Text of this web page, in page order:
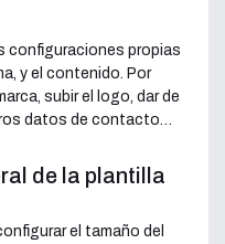
configuraciones propias
y el contenido. Por
subir el logo, dar de
datos de contacto…
de la plantilla
el tamaño del